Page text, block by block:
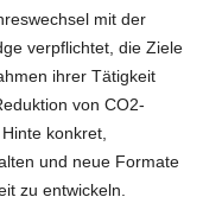
mit der
verpflichtet, die Ziele
ihrer Tätigkeit
von CO2-
konkret,
und neue Formate
zu entwickeln.